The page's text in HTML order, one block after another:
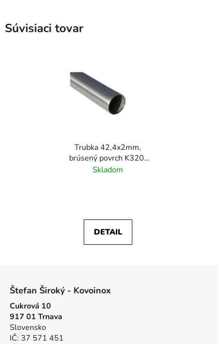
Súvisiaci tovar
Trubka 42,4x2mm,
brúsený povrch K320/
nerez AISI304
Skladom
DETAIL
Štefan Široký - Kovoinox
Cukrová 10
917 01 Trnava
Slovensko
IČ: 37 571 451